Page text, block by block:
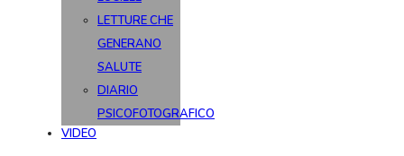
LETTURE CHE
GENERANO
SALUTE
DIARIO
PSICOFOTOGRAFICO
VIDEO